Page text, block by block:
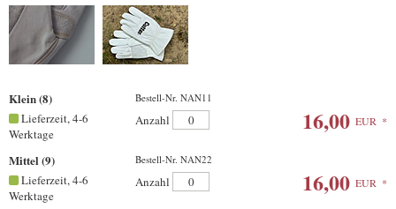
Klein (8) Bestell-Nr. NAN11
Lieferzeit, 4-6
Werktage
Anzahl 16,00 EUR *
Mittel (9) Bestell-Nr. NAN22
Lieferzeit, 4-6
Werktage
Anzahl 16,00 EUR *